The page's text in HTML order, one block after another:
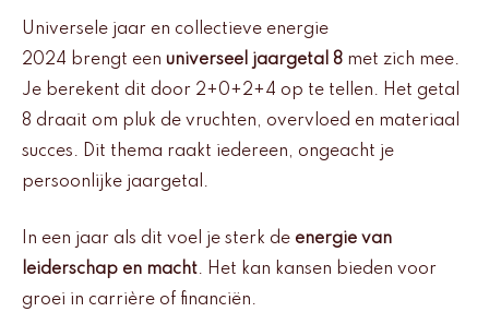
Universele jaar en collectieve energie
2024 brengt een universeel jaargetal 8 met zich mee.
Je berekent dit door 2+0+2+4 op te tellen. Het getal
8 draait om pluk de vruchten, overvloed en materiaal
succes. Dit thema raakt iedereen, ongeacht je
persoonlijke jaargetal.
In een jaar als dit voel je sterk de energie van
leiderschap en macht. Het kan kansen bieden voor
groei in carrière of financiën.